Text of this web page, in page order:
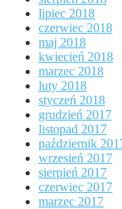
lipiec 2018
czerwiec 2018
maj 2018
kwiecień 2018
marzec 2018
luty 2018
styczeń 2018
grudzień 2017
listopad 2017
październik
wrzesień 2017
sierpień 2017
czerwiec 2017
marzec 2017